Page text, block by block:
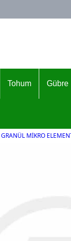
Tohum Gübre
MİKRO